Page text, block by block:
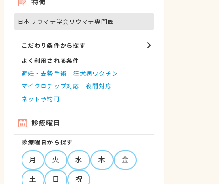
日本リウマチ学会リウマチ専門医
こだわり条件から探す
よく利用される条件
避妊・去勢手術
狂犬病ワクチン
マイクロチップ対応
夜間対応
ネット予約可
診療曜日
診療曜日から探す
月 火 水 木
金
土
日 祝